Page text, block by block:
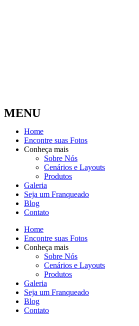
MENU
Home
Encontre suas Fotos
Conheça mais
Sobre Nós
Cenários e Layouts
Produtos
Galeria
Seja um Franqueado
Blog
Contato
Home
Encontre suas Fotos
Conheça mais
Sobre Nós
Cenários e Layouts
Produtos
Galeria
Seja um Franqueado
Blog
Contato